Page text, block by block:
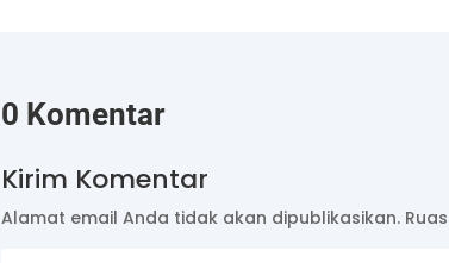
0 Komentar
Kirim Komentar
Alamat email Anda tidak akan dipublikasikan.